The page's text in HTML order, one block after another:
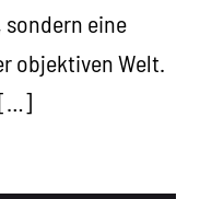
eine
objektiven Welt.
[…]